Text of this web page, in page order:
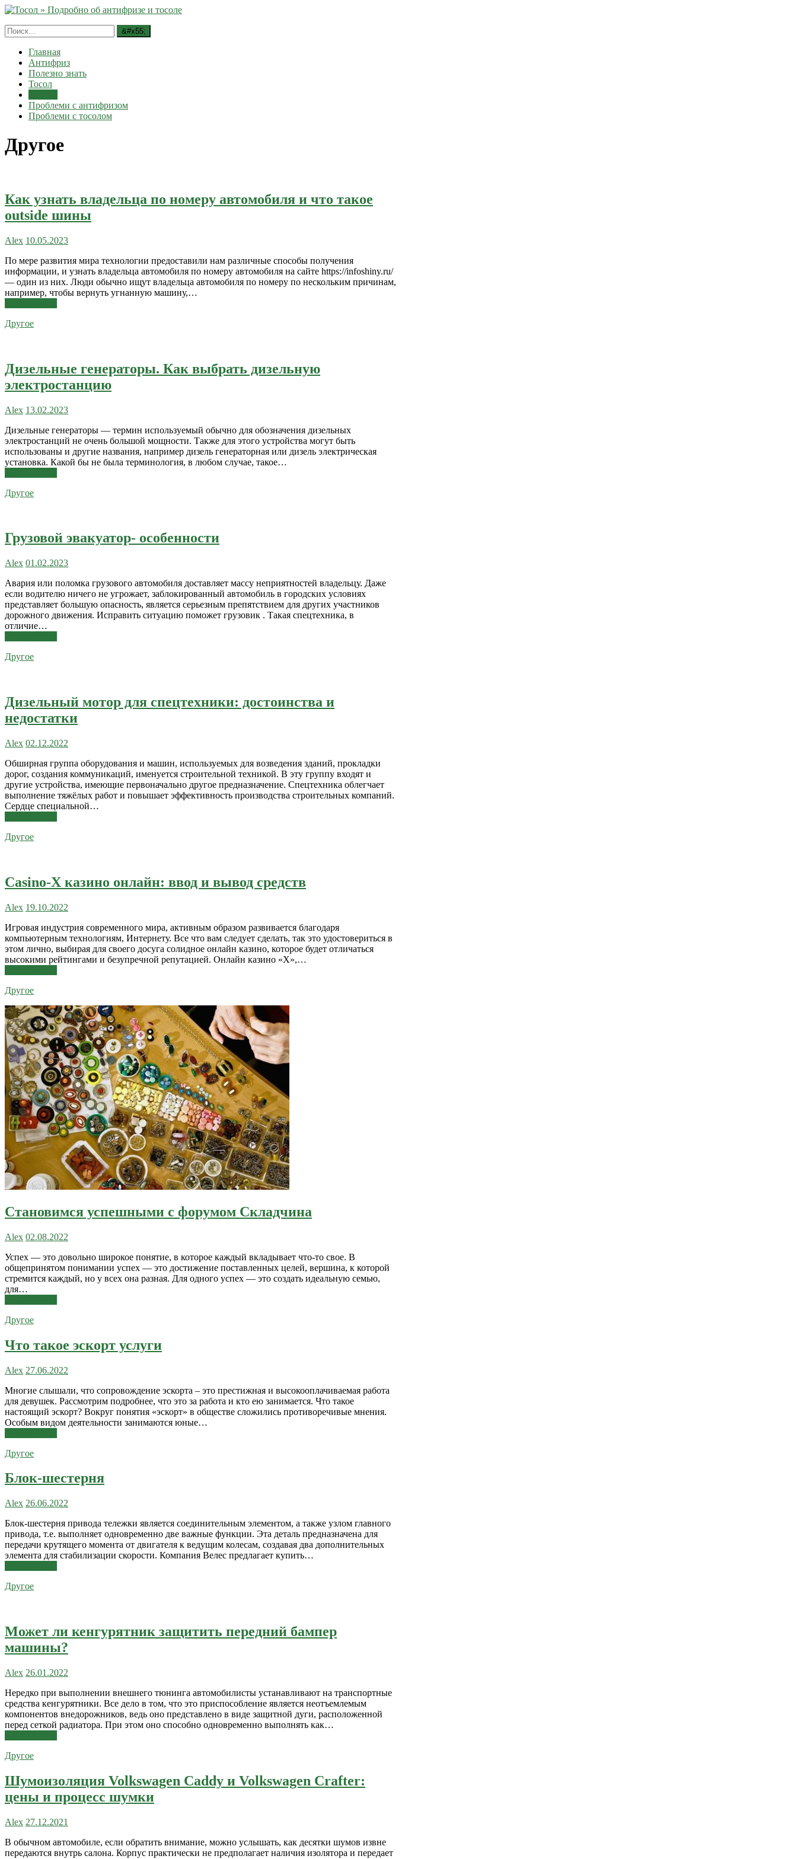
Главная
Антифриз
Полезно знать
Тосол
Проблеми с антифризом
Проблеми с тосолом
Другое
Как узнать владельца по номеру автомобиля и что такое
outside шины
Alex 10.05.2023
По мере развития мира технологии предоставили нам различные способы получения
информации, и узнать владельца автомобиля по номеру автомобиля на сайте https://infoshiny.ru/
— один из них. Люди обычно ищут владельца автомобиля по номеру по нескольким причинам,
например, чтобы вернуть угнанную машину,…
Другое
Дизельные генераторы. Как выбрать дизельную
электростанцию
Alex 13.02.2023
Дизельные генераторы — термин используемый обычно для обозначения дизельных
электростанций не очень большой мощности. Также для этого устройства могут быть
использованы и другие названия, например дизель генераторная или дизель электрическая
установка. Какой бы не была терминология, в любом случае, такое…
Другое
Грузовой эвакуатор- особенности
Alex 01.02.2023
Авария или поломка грузового автомобиля доставляет массу неприятностей владельцу. Даже
если водителю ничего не угрожает, заблокированный автомобиль в городских условиях
представляет большую опасность, является серьезным препятствием для других участников
дорожного движения. Исправить ситуацию поможет грузовик . Такая спецтехника, в
отличие…
Другое
Дизельный мотор для спецтехники: достоинства и
недостатки
Alex 02.12.2022
Обширная группа оборудования и машин, используемых для возведения зданий, прокладки
дорог, создания коммуникаций, именуется строительной техникой. В эту группу входят и
другие устройства, имеющие первоначально другое предназначение. Спецтехника облегчает
выполнение тяжёлых работ и повышает эффективность производства строительных компаний.
Сердце специальной…
Другое
Casino-X казино онлайн: ввод и вывод средств
Alex 19.10.2022
Игровая индустрия современного мира, активным образом развивается благодаря
компьютерным технологиям, Интернету. Все что вам следует сделать, так это удостовериться в
этом лично, выбирая для своего досуга солидное онлайн казино, которое будет отличаться
высокими рейтингами и безупречной репутацией. Онлайн казино «Х»,…
Другое
Становимся успешными с форумом Складчина
Alex 02.08.2022
Успех — это довольно широкое понятие, в которое каждый вкладывает что-то свое. В
общепринятом понимании успех — это достижение поставленных целей, вершина, к которой
стремится каждый, но у всех она разная. Для одного успех — это создать идеальную семью,
для…
Другое
Что такое эскорт услуги
Alex 27.06.2022
Многие слышали, что сопровождение эскорта – это престижная и высокооплачиваемая работа
для девушек. Рассмотрим подробнее, что это за работа и кто ею занимается. Что такое
настоящий эскорт? Вокруг понятия «эскорт» в обществе сложились противоречивые мнения.
Особым видом деятельности занимаются юные…
Другое
Блок-шестерня
Alex 26.06.2022
Блок-шестерня привода тележки является соединительным элементом, а также узлом главного
привода, т.е. выполняет одновременно две важные функции. Эта деталь предназначена для
передачи крутящего момента от двигателя к ведущим колесам, создавая два дополнительных
элемента для стабилизации скорости. Компания Велес предлагает купить…
Другое
Может ли кенгурятник защитить передний бампер
машины?
Alex 26.01.2022
Нередко при выполнении внешнего тюнинга автомобилисты устанавливают на транспортные
средства кенгурятники. Все дело в том, что это приспособление является неотъемлемым
компонентов внедорожников, ведь оно представлено в виде защитной дуги, расположенной
перед сеткой радиатора. При этом оно способно одновременно выполнять как…
Другое
Шумоизоляция Volkswagen Caddy и Volkswagen Crafter:
цены и процесс шумки
Alex 27.12.2021
В обычном автомобиле, если обратить внимание, можно услышать, как десятки шумов извне
передаются внутрь салона. Корпус практически не предполагает наличия изолятора и передает